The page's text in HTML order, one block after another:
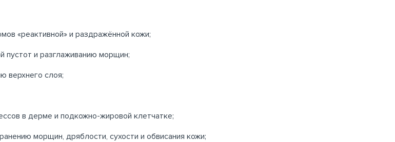
«реактивной» и раздражённой кожи;
пустот и разглаживанию морщин;
верхнего слоя;
в дерме и подкожно-жировой клетчатке;
морщин, дряблости, сухости и обвисания кожи;